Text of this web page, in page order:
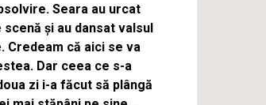
Seara au urcat
scenă și au dansat valsul
Credeam că aici se va
Dar ceea ce s-a
zi i-a făcut să plângă